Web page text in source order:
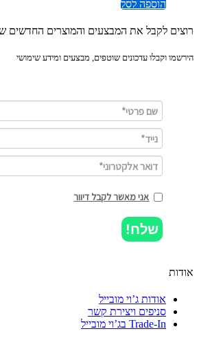
הוספה לסל
לקבל את המבצעים והמוצרים החדשים שלנו?
וקבלו עדכונים שוטפים, מבצעים ומידע שימושי
אני מאשר לקבל דיוור
שלח!
אודות ג’וי מובייל
סניפים ויצירת קשר
Trade-In בג’וי מובייל